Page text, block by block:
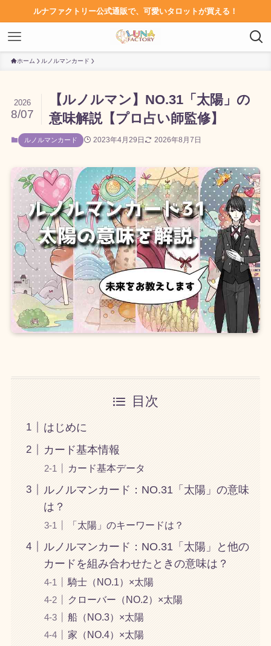
ルナファクトリー公式通販で、可愛いタロットが買える！
ホーム ルノルマンカード
【ルノルマン】NO.31「太陽」の
意味解説【プロ占い師監修】
2026
8/07
ルノルマンカード 2023年4月29日 2026年8月7日
目次
はじめに
カード基本情報
カード基本データ
ルノルマンカード：NO.31「太陽」の意味
は？
「太陽」のキーワードは？
ルノルマンカード：NO.31「太陽」と他の
カードを組み合わせたときの意味は？
騎士（NO.1）×太陽
クローバー（NO.2）×太陽
船（NO.3）×太陽
家（NO.4）×太陽